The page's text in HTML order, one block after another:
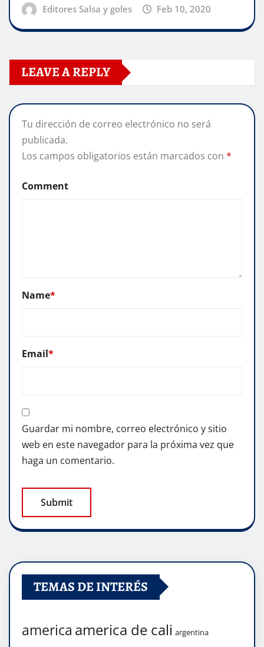
Editores Salsa y goles Feb 10, 2020
LEAVE A REPLY
Tu dirección de correo electrónico no será
publicada.
Los campos obligatorios están marcados con *
Comment
Name*
Email*
Guardar mi nombre, correo electrónico y sitio
web en este navegador para la próxima vez que
haga un comentario.
TEMAS DE INTERÉS
america america de cali argentina